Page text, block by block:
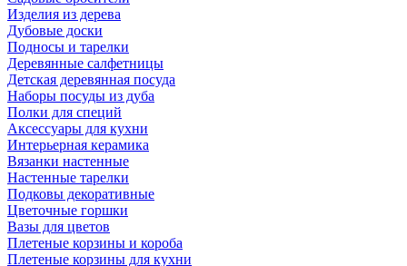
Изделия из дерева
Дубовые доски
Подносы и тарелки
Деревянные салфетницы
Детская деревянная посуда
Наборы посуды из дуба
Полки для специй
Аксессуары для кухни
Интерьерная керамика
Вязанки настенные
Настенные тарелки
Подковы декоративные
Цветочные горшки
Вазы для цветов
Плетеные корзины и короба
Плетеные корзины для кухни